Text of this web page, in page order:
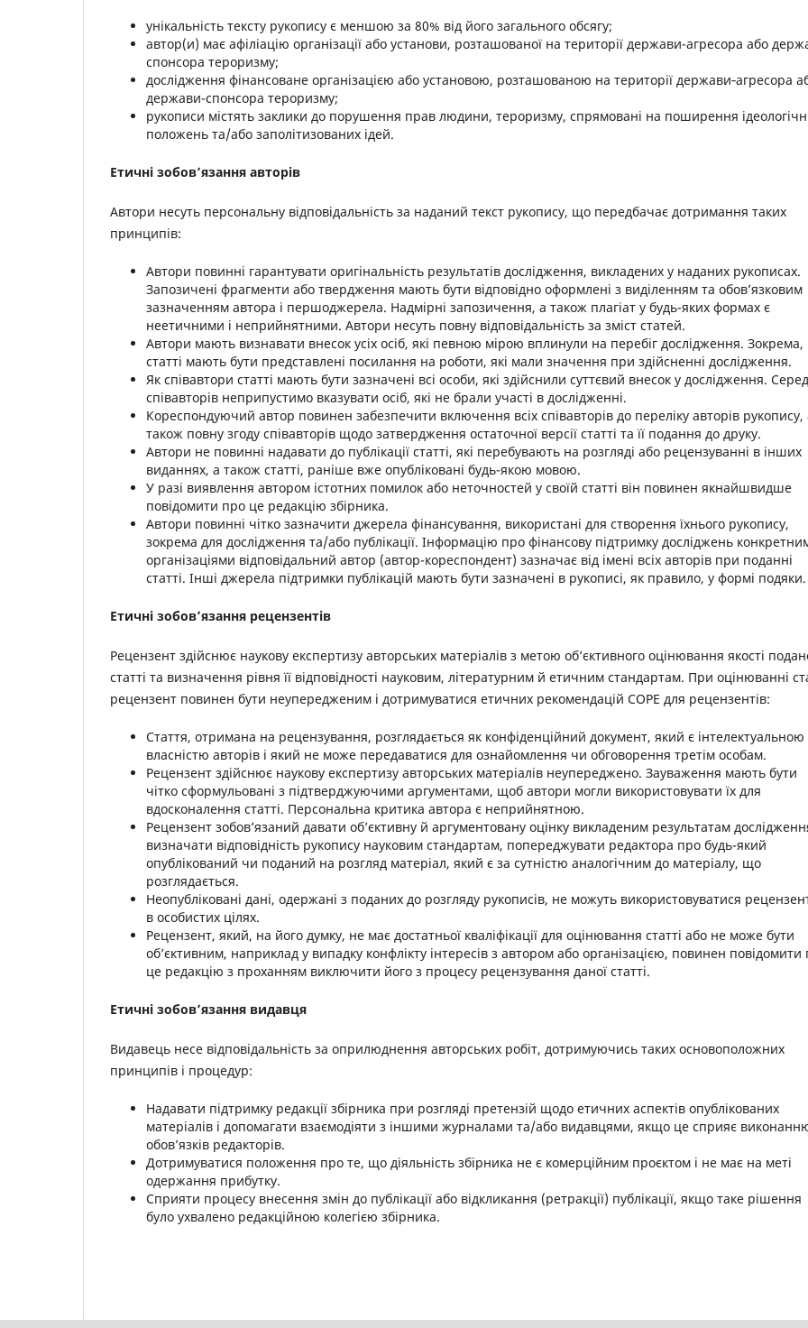
унікальність тексту рукопису є меншою за 80% від його загального обсягу;
автор(и) має афіліацію організації або установи, розташованої на території держави-агресора або
спонсора тероризму;
дослідження фінансоване організацією або установою, розташованою на території держави‑агресора
держави-спонсора тероризму;
рукописи містять заклики до порушення прав людини, тероризму, спрямовані на поширення
положень та/або заполітизованих ідей.
Етичні зобов’язання авторів
Автори несуть персональну відповідальність за наданий текст рукопису, що передбачає дотримання таких
принципів:
Автори повинні гарантувати оригінальність результатів дослідження, викладених у наданих рукописах.
Запозичені фрагменти або твердження мають бути відповідно оформлені з виділенням та обов’язковим
зазначенням автора і першоджерела. Надмірні запозичення, а також плагіат у будь-яких формах є
неетичними і неприйнятними. Автори несуть повну відповідальність за зміст статей.
Автори мають визнавати внесок усіх осіб, які певною мірою вплинули на перебіг дослідження. Зокрема,
статті мають бути представлені посилання на роботи, які мали значення при здійсненні дослідження.
Як співавтори статті мають бути зазначені всі особи, які здійснили суттєвий внесок у дослідження. Серед
співавторів неприпустимо вказувати осіб, які не брали участі в дослідженні.
Кореспондуючий автор повинен забезпечити включення всіх співавторів до переліку авторів рукопису,
також повну згоду співавторів щодо затвердження остаточної версії статті та її подання до друку.
Автори не повинні надавати до публікації статті, які перебувають на розгляді або рецензуванні в інших
виданнях, а також статті, раніше вже опубліковані будь-якою мовою.
У разі виявлення автором істотних помилок або неточностей у своїй статті він повинен якнайшвидше
повідомити про це редакцію збірника.
Автори повинні чітко зазначити джерела фінансування, використані для створення їхнього рукопису,
зокрема для дослідження та/або публікації. Інформацію про фінансову підтримку досліджень
організаціями відповідальний автор (автор-кореспондент) зазначає від імені всіх авторів при поданні
статті. Інші джерела підтримки публікацій мають бути зазначені в рукописі, як правило, у формі подяки.
Етичні зобов’язання рецензентів
Рецензент здійснює наукову експертизу авторських матеріалів з метою об’єктивного оцінювання якості
статті та визначення рівня її відповідності науковим, літературним й етичним стандартам. При оцінюванні
рецензент повинен бути неупередженим і дотримуватися етичних рекомендацій COPE для рецензентів:
Стаття, отримана на рецензування, розглядається як конфіденційний документ, який є інтелектуальною
власністю авторів і який не може передаватися для ознайомлення чи обговорення третім особам.
Рецензент здійснює наукову експертизу авторських матеріалів неупереджено. Зауваження мають бути
чітко сформульовані з підтверджуючими аргументами, щоб автори могли використовувати їх для
вдосконалення статті. Персональна критика автора є неприйнятною.
Рецензент зобов’язаний давати об’єктивну й аргументовану оцінку викладеним результатам
визначати відповідність рукопису науковим стандартам, попереджувати редактора про будь-який
опублікований чи поданий на розгляд матеріал, який є за сутністю аналогічним до матеріалу, що
розглядається.
Неопубліковані дані, одержані з поданих до розгляду рукописів, не можуть використовуватися
в особистих цілях.
Рецензент, який, на його думку, не має достатньої кваліфікації для оцінювання статті або не може бути
об’єктивним, наприклад у випадку конфлікту інтересів з автором або організацією, повинен повідомити
це редакцію з проханням виключити його з процесу рецензування даної статті.
Етичні зобов’язання видавця
Видавець несе відповідальність за оприлюднення авторських робіт, дотримуючись таких основоположних
принципів і процедур:
Надавати підтримку редакції збірника при розгляді претензій щодо етичних аспектів опублікованих
матеріалів і допомагати взаємодіяти з іншими журналами та/або видавцями, якщо це сприяє
обов’язків редакторів.
Дотримуватися положення про те, що діяльність збірника не є комерційним проєктом і не має на меті
одержання прибутку.
Сприяти процесу внесення змін до публікації або відкликання (ретракції) публікації, якщо таке рішення
було ухвалено редакційною колегією збірника.